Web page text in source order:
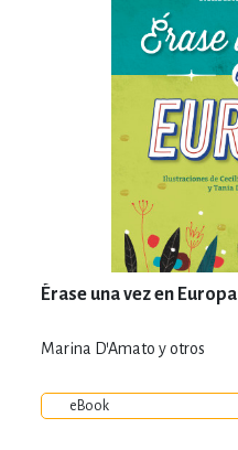
Érase una vez en Europa
Marina D'Amato y otros
eBook